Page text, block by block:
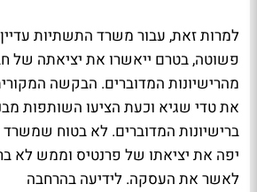
למרות זאת, עבור משרד התשתיות
פשוטה, בטרם ייאשרו את יציאתה של
מהרישיונות המדוברים. הבקשה
את טדי שגיא וכעת הציעו השותפות
ברישיונות המדוברים. לא בטוח
יפה את יציאתו של פרנטיס וממש לא
לאשר את העסקה. לידיעה בהרחבה